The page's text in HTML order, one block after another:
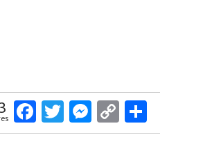
Facebook
Twitter
Messenger
Copy
Link